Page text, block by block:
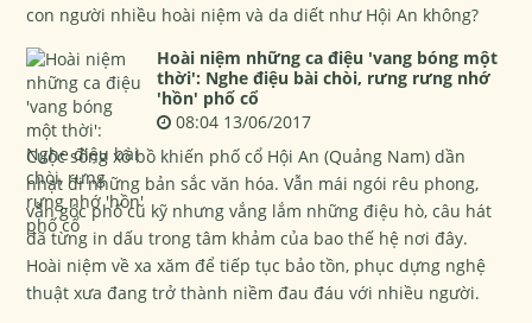
con người nhiều hoài niệm và da diết như Hội An không?
Hoài niệm những ca điệu 'vang bóng một
thời': Nghe điệu bài chòi, rưng rưng nhớ
'hồn' phố cổ
08:04 13/06/2017
Cuộc sống xô bồ khiến phố cổ Hội An (Quảng Nam) dần
nhạt đi những bản sắc văn hóa. Vẫn mái ngói rêu phong,
vẫn góc phố cũ kỹ nhưng vắng lắm những điệu hò, câu hát
đã từng in dấu trong tâm khảm của bao thế hệ nơi đây.
Hoài niệm về xa xăm để tiếp tục bảo tồn, phục dựng nghệ
thuật xưa đang trở thành niềm đau đáu với nhiều người.